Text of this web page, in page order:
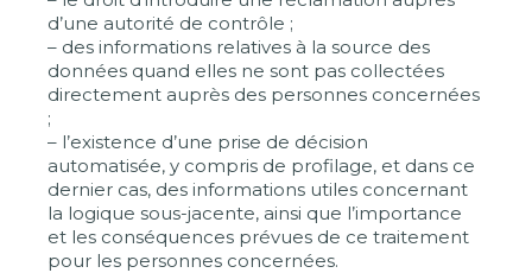
d’une autorité de contrôle ;
– des informations relatives à la source des
données quand elles ne sont pas collectées
directement auprès des personnes concernées
;
– l’existence d’une prise de décision
automatisée, y compris de profilage, et dans ce
dernier cas, des informations utiles concernant
la logique sous-jacente, ainsi que l’importance
et les conséquences prévues de ce traitement
pour les personnes concernées.